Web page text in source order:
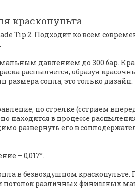
краскопульта
Tip 2. Подходит ко всем
давлением до 300 бар.
распыляется, образуя
сопла, это только дизайн.
по стрелке (острием
находится в процессе
развернуть его в
– 0,017”.
в безвоздушном краскопульте.
потолок различных финишных